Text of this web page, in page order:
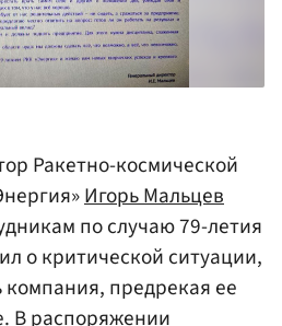
Ракетно-космической
Игорь Мальцев
по случаю 79-летия
о критической ситуации,
компания, предрекая ее
В распоряжении